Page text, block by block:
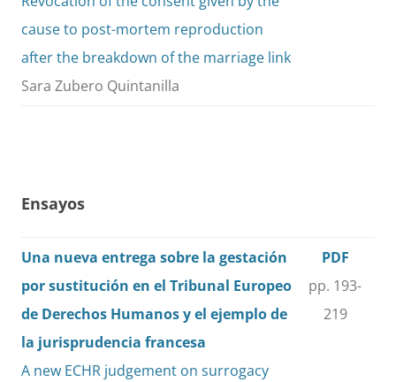
cause to post-mortem reproduction
after the breakdown of the marriage link
Sara Zubero Quintanilla
Ensayos
Una nueva entrega sobre la gestación
por sustitución en el Tribunal Europeo
de Derechos Humanos y el ejemplo de
la jurisprudencia francesa
A new ECHR judgement on surrogacy
PDF
pp. 193-
219